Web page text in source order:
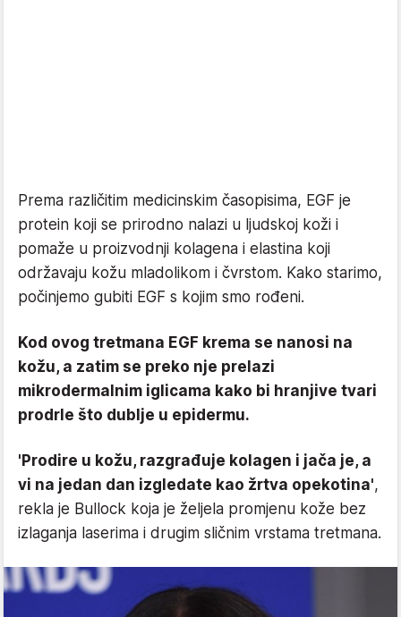
Prema različitim medicinskim časopisima, EGF je
protein koji se prirodno nalazi u ljudskoj koži i
pomaže u proizvodnji kolagena i elastina koji
održavaju kožu mladolikom i čvrstom. Kako starimo,
počinjemo gubiti EGF s kojim smo rođeni.
Kod ovog tretmana EGF krema se nanosi na
kožu, a zatim se preko nje prelazi
mikrodermalnim iglicama kako bi hranjive tvari
prodrle što dublje u epidermu.
'Prodire u kožu, razgrađuje kolagen i jača je, a
vi na jedan dan izgledate kao žrtva opekotina',
rekla je Bullock koja je željela promjenu kože bez
izlaganja laserima i drugim sličnim vrstama tretmana.